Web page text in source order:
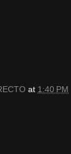
at 1:40 PM